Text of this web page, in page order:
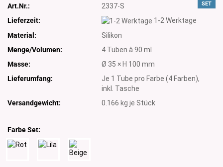
SET
Art.Nr.:
2337-S
Lieferzeit:
1-2 Werktage
Material:
Silikon
Menge/Volumen:
4 Tuben à 90 ml
Masse:
Ø 35 × H 100 mm
Lieferumfang:
Je 1 Tube pro Farbe (4 Farben),
inkl. Tasche
Versandgewicht:
0.166 kg je Stück
Farbe Set: